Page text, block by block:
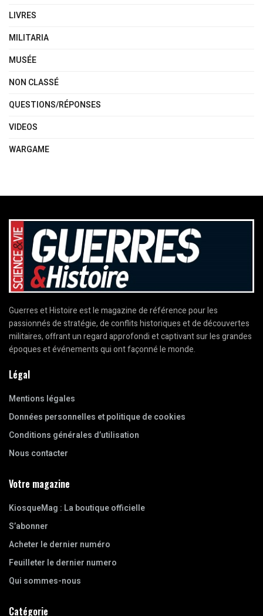
LIVRES
MILITARIA
MUSÉE
NON CLASSÉ
QUESTIONS/RÉPONSES
VIDEOS
WARGAME
Guerres et Histoire est le magazine de référence pour les
passionnés de stratégie, de conflits historiques et de découvertes
militaires, offrant un regard approfondi et captivant sur les grandes
époques et événements qui ont façonné le monde.
Légal
Mentions légales
Données personnelles et politique de cookies
Conditions générales d’utilisation
Nous contacter
Votre magazine
KiosqueMag : La boutique officielle
S’abonner
Acheter le dernier numéro
Feuilleter le dernier numero
Qui sommes-nous
Catégorie